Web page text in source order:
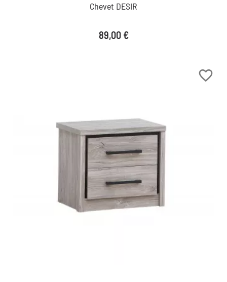
Chevet DESIR
Prix
89,00 €
favorite_border